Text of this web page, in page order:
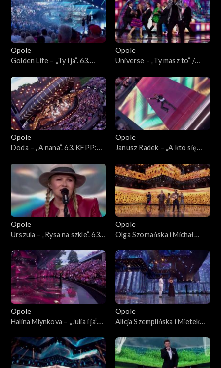
lat”. 63. KFPP: Koncert
„Autobiografia. Jubileusz
Bogdana Olewicza”
Bogdana Olewicza”
Opole
Golden Life – „Ty i ja”. 63.
„Autobiografia. Jubileusz
Bogdana Olewicza”
Opole
Universe – „Ty masz to” /
Koncert „Autobiografia.
Jubileusz Bogdana Olewicza”
Opole
Doda – „A nana”. 63. KFPP:
Jubileusz Bogdana Olewicza”
Opole
Janusz Radek – „A kto się
Koncert „Autobiografia.
Jubileusz Bogdana Olewicza”
Opole
Urszula – „Rysa na szkle”. 63.
„Autobiografia. Jubileusz
Bogdana Olewicza”
Opole
Olga Szomańska i Michał
63. KFPP: Koncert
„Autobiografia. Jubileusz
Bogdana Olewicza”
Opole
Halina Mlynkova – „Julia i ja”.
„Autobiografia. Jubileusz
Bogdana Olewicza”
Opole
Alicja Szemplińska i Mietek
marzenie”. 63. KFPP:
Koncert „Autobiografia.
Jubileusz Bogdana Olewicza”